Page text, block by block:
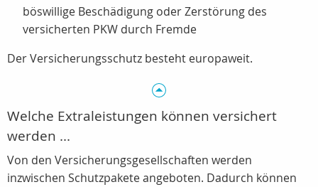
böswillige Beschädigung oder Zerstörung des
versicherten PKW durch Fremde
Der Versicherungsschutz besteht europaweit.
Welche Extraleistungen können versichert
werden ...
Von den Versicherungsgesellschaften werden
inzwischen Schutzpakete angeboten. Dadurch können